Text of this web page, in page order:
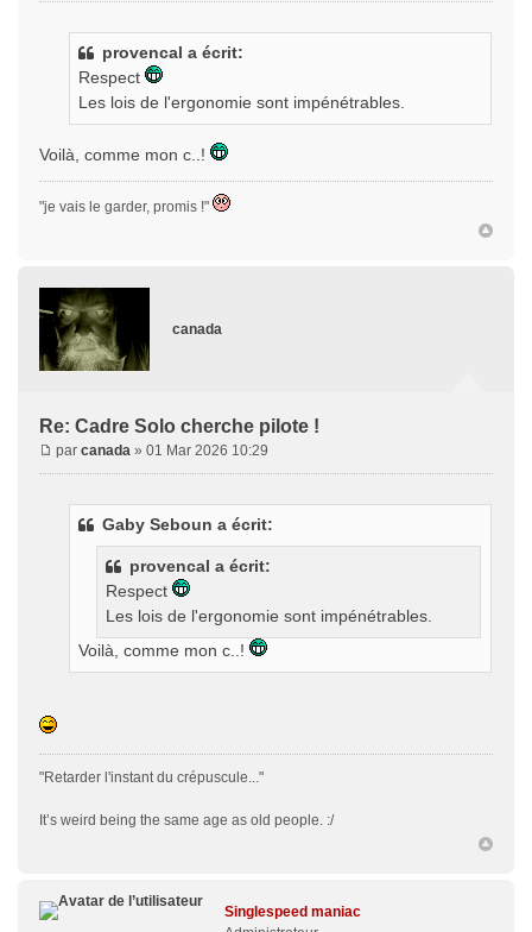
provencal a écrit:
Respect
Les lois de l'ergonomie sont impénétrables.
Voilà, comme mon c..!
"je vais le garder, promis !"
canada
Re: Cadre Solo cherche pilote !
par canada » 01 Mar 2026 10:29
Gaby Seboun a écrit:
provencal a écrit:
Respect
Les lois de l'ergonomie sont impénétrables.
Voilà, comme mon c..!
"Retarder l'instant du crépuscule..."
It’s weird being the same age as old people. :/
Singlespeed maniac